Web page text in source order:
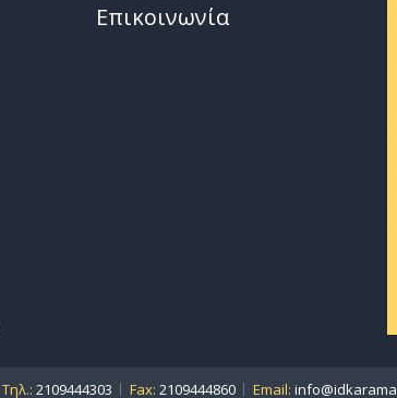
Επικοινωνία
Τηλ.: 2109444303 Fax: 2109444860 Email: